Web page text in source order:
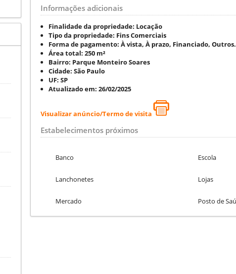
Informações adicionais
Finalidade da propriedade: Locação
Tipo da propriedade: Fins Comerciais
Forma de pagamento: À vista, À prazo, Financiado,
Área total: 250 m²
Bairro: Parque Monteiro Soares
Cidade: São Paulo
UF: SP
Atualizado em: 26/02/2025
Visualizar anúncio/Termo de visita
Estabelecimentos próximos
Banco Escola
Lanchonetes Lojas
Mercado Posto de